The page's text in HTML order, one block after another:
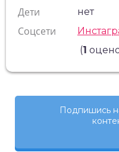
Дети нет
Соцсети
(1
Подпишись